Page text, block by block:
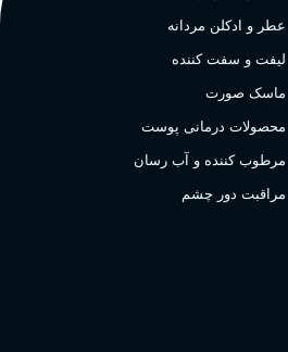
PA_بخش-بو
نت‌های چوبی
عطر و ادکلن مردانه
لیفت و سفت کننده
ماسک صورت
محصولات درمانی پوست
مرطوب کننده و آب رسان
مراقبت دور چشم